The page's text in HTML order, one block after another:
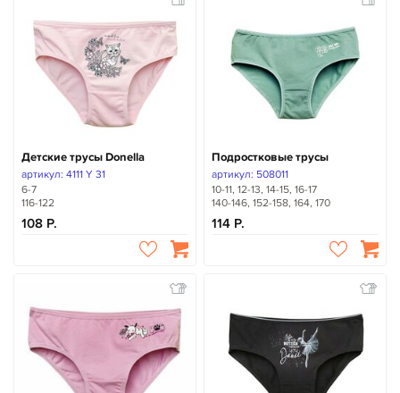
Детские трусы Donella
артикул: 4111 Y 31
6-7
116-122
108
Подростковые трусы
артикул: 508011
10-11, 12-13, 14-15, 16-17
140-146, 152-158, 164, 170
114